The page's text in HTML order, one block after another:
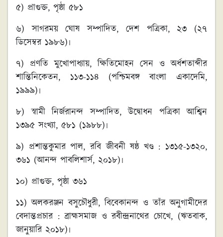
৫) প্রাগুক্ত, পৃষ্ঠা ৫৮১
৬) সাগরময় ঘোষ সম্পাদিত, দেশ পত্রিকা, ২৩ (২৭
ডিসেম্বর ১৯৮৬)৷
৭) প্রণতি মুখোপাধ্যায়, ক্ষিতিমোহন সেন ও অর্ধশতাব্দীর
শান্তিনিকেতন, ১১৩-১১৪ (পশ্চিমবঙ্গ বাংলা একাদেমি,
১৯৯৯)৷
৮) স্বামী নির্জরানন্দ সম্পাদিত, উদ্বোধন পত্রিকা আশ্বিন
১৩৯৫ সংখ্যা, ৫৮১ (১৯৮৮)৷
৯) প্রশান্তকুমার পাল, রবি জীবনী ষষ্ঠ খণ্ড : ১৩১৫-১৩২০,
৩৬১ (আনন্দ পাবলিশার্স, ২০১৮)৷
১০) প্রাগুক্ত, পৃষ্ঠা ৩৬১
১১) অলকরঞ্জন বসুচৌধুরী, বিবেকানন্দ ও তাঁর অনুগামীদের
বেদান্তপ্রচার : ব্রাহ্মসমাজ ও রবীন্দ্রনাথের চোখে, (ঋতবাক,
জানুয়ারি ২০১৮)৷